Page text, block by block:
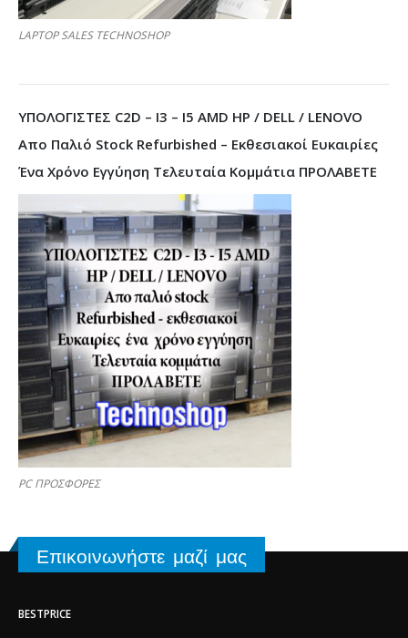
LAPTOP SALES TECHNOSHOP
ΥΠΟΛΟΓΙΣΤΕΣ C2D – I3 – I5 AMD HP / DELL / LENOVO
Απο Παλιό Stock Refurbished – Εκθεσιακοί Ευκαιρίες
Ένα Χρόνο Εγγύηση Τελευταία Κομμάτια ΠΡΟΛΑΒΕΤΕ
PC ΠΡΟΣΦΟΡΕΣ
Επικοινωνήστε μαζί μας
BESTPRICE